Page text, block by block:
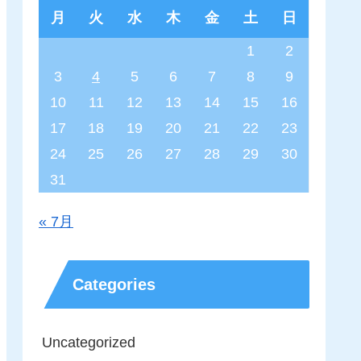
月 火 水 木 金 土 日
1
2
3
4 5 6 7 8
9
10
11 12 13 14 15
16
17
18 19 20 21 22
23
24
25 26 27 28 29
30
31
« 7月
Categories
Uncategorized